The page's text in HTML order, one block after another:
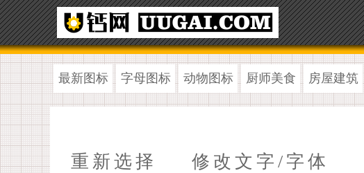
最新图标 字母图标 动物图标 厨师美食 房屋建筑
重新选择 修改文字/字体